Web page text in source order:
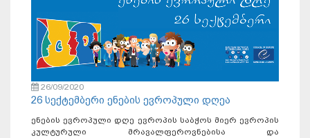
26/09/2020
26 სექტემბერი ენების ევროპული დღეა
ენების ევროპული დღე ევროპის საბჭოს მიერ ევროპის
კულტურული მრავალფეროვნებისა და